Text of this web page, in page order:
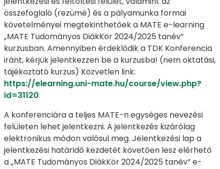
összefoglaló (rezümé) és a pályamunka formai
követelményei megtekinthetőek a MATE e-learning
„MATE Tudományos DiákKör 2024/2025 tanév”
kurzusban. Amennyiben érdeklődik a TDK Konferencia
iránt, kérjük jelentkezzen be a kurzusba! (nem oktatási,
tájékoztató kurzus) Közvetlen link:
https://elearning.uni-mate.hu/course/view.php?
id=31120
A konferenciára a teljes MATE-n egységes nevezési
felületen lehet jelentkezni. A jelentkezés kizárólag
elektronikus módon valósul meg. Jelentkezési lap a
jelentkezési határidő kezdetét követően lesz elérhető
a „MATE Tudományos DiákKör 2024/2025 tanév” e-